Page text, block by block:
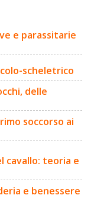
e parassitarie
scheletrico
delle
soccorso ai
cavallo: teoria e
e benessere